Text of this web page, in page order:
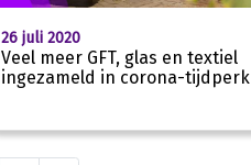
26 juli 2020
Veel meer GFT, glas en textiel
ingezameld in corona-tijdperk